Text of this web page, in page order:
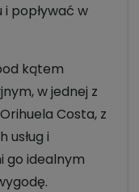
i popływać w
kątem
w jednej z
Costa, z
i
go idealnym